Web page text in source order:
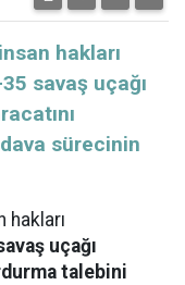
hakları
savaş uçağı
sürecinin
uçağı
talebini